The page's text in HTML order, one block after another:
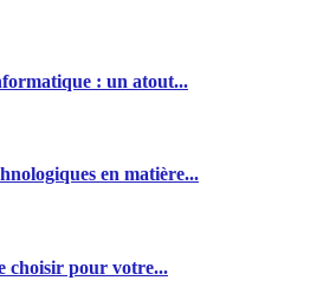
: un atout...
en matière...
choisir pour votre...